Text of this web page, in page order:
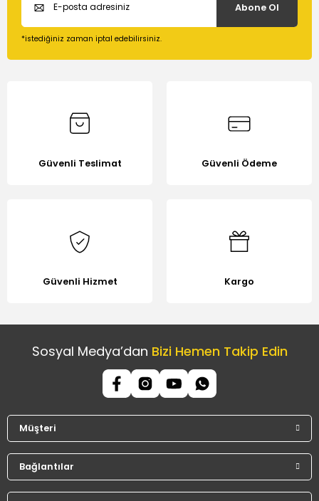
Abone Ol
*istediğiniz zaman iptal edebilirsiniz.
Güvenli Teslimat Güvenli Ödeme
Güvenli Hizmet Kargo
Sosyal Medya’dan Bizi Hemen Takip Edin
Müşteri
Bağlantılar